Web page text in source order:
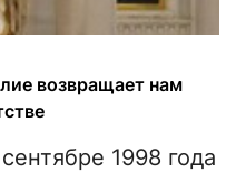
возвращает нам
1998 года